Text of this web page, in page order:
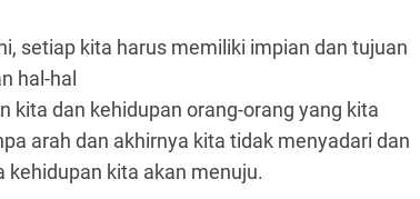
setiap kita harus memiliki impian dan tujuan
hal-hal
kita dan kehidupan orang-orang yang kita
arah dan akhirnya kita tidak menyadari dan
kita akan menuju.